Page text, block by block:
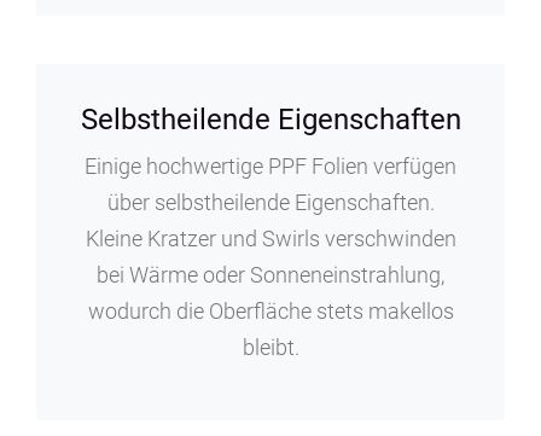
Selbstheilende Eigenschaften
Einige hochwertige PPF Folien verfügen
über selbstheilende Eigenschaften.
Kleine Kratzer und Swirls verschwinden
bei Wärme oder Sonneneinstrahlung,
wodurch die Oberfläche stets makellos
bleibt.